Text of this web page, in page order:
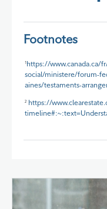
Footnotes
1 https://www.canada.ca/
social/ministere/forum-
aines/testaments-
2 https://